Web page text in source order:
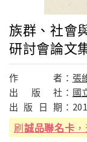
族群、社會
研討會論文
作 者： 張
出
版 社： 國
出 版 日 期：
刷誠品聯名卡